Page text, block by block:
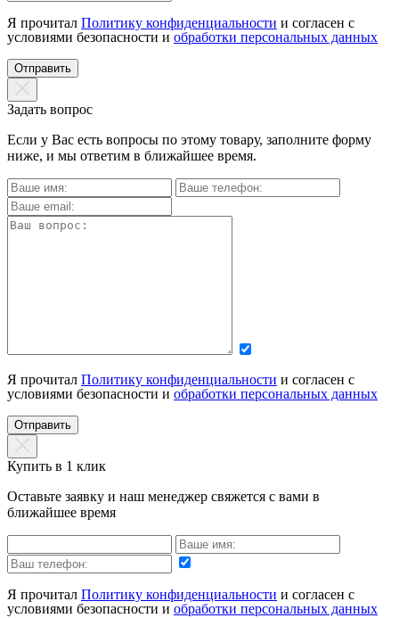
Я прочитал Политику конфиденциальности и согласен с
условиями безопасности и обработки персональных данных
Отправить
Задать вопрос
Если у Вас есть вопросы по этому товару, заполните форму
ниже, и мы ответим в ближайшее время.
Я прочитал Политику конфиденциальности и согласен с
условиями безопасности и обработки персональных данных
Отправить
Купить в 1 клик
Оставьте заявку и наш менеджер свяжется с вами в
ближайшее время
Я прочитал Политику конфиденциальности и согласен с
условиями безопасности и обработки персональных данных